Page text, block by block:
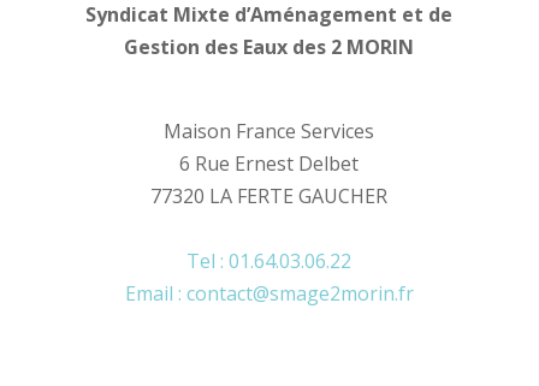
Syndicat Mixte d’Aménagement et de
Gestion des Eaux des 2 MORIN
Maison France Services
6 Rue Ernest Delbet
77320 LA FERTE GAUCHER
Tel : 01.64.03.06.22
Email : contact@smage2morin.fr